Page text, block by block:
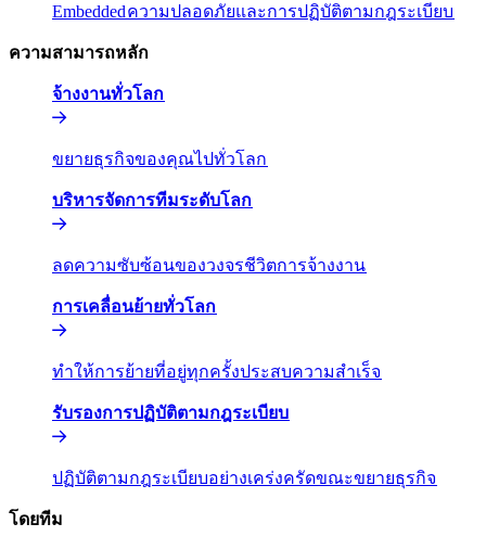
Embedded​​ความปลอดภัยและการปฏิบัติตามกฎระเบียบ​​
ความสามารถหลัก​​
จ้างงานทั่วโลก​​
ขยายธุรกิจของคุณไปทั่วโลก​​
บริหารจัดการทีมระดับโลก​​
ลดความซับซ้อนของวงจรชีวิตการจ้างงาน​​
การเคลื่อนย้ายทั่วโลก​​
ทำให้การย้ายที่อยู่ทุกครั้งประสบความสำเร็จ​​
รับรองการปฏิบัติตามกฎระเบียบ​​
ปฏิบัติตามกฎระเบียบอย่างเคร่งครัดขณะขยายธุรกิจ​​
โดยทีม​​